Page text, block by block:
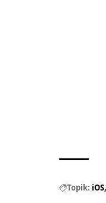
Topik: iOS